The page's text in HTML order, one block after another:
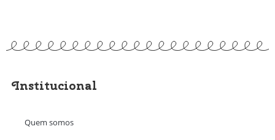
Institucional
Quem somos